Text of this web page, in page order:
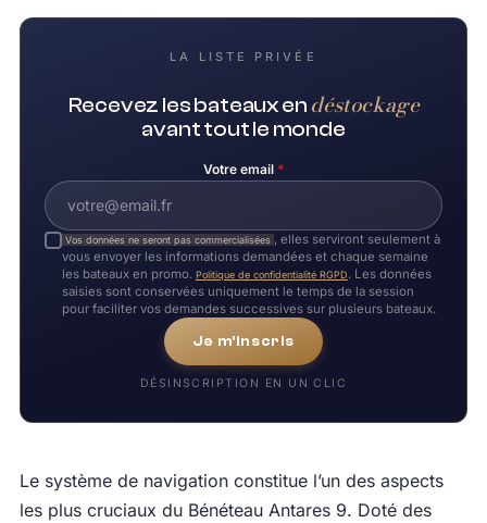
LA LISTE PRIVÉE
Recevez les bateaux en déstockage
avant tout le monde
Votre email *
Vos données ne seront pas commercialisées , elles serviront seulement à
vous envoyer les informations demandées et chaque semaine
les bateaux en promo. Politique de confidentialité RGPD. Les données
saisies sont conservées uniquement le temps de la session
pour faciliter vos demandes successives sur plusieurs bateaux.
Je m'inscris
DÉSINSCRIPTION EN UN CLIC
Le système de navigation constitue l’un des aspects
les plus cruciaux du Bénéteau Antares 9. Doté des